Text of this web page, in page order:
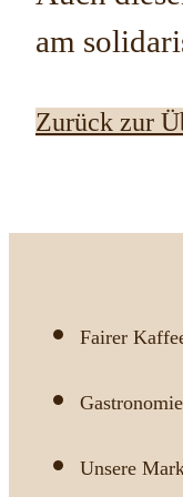
am
Zurück zur
Fairer
Unsere